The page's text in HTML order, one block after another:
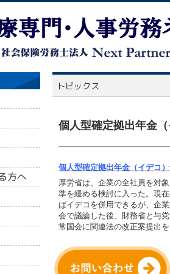
個人型確定拠出年金
個人型確定拠出年金（イデコ
厚労省は、企業の全社員を対
準を緩める検討に入った。現
ばイデコを併用できるが、企
会で議論した後、財務省と与
常国会に関連法の改正案提出